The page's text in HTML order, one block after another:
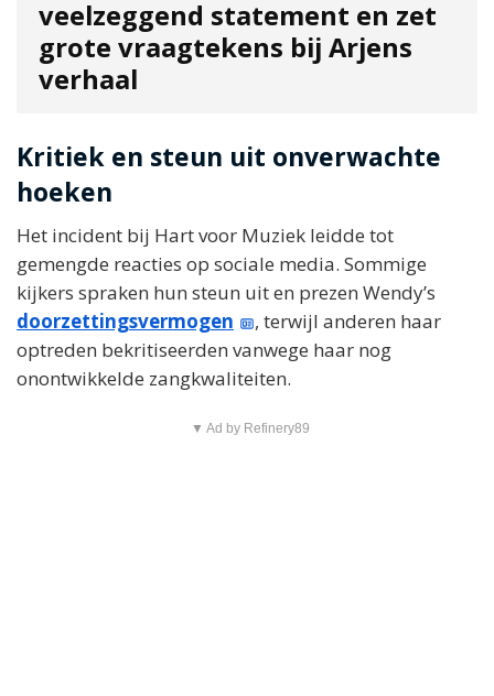
veelzeggend statement en zet
grote vraagtekens bij Arjens
verhaal
Kritiek en steun uit onverwachte
hoeken
Het incident bij Hart voor Muziek leidde tot
gemengde reacties op sociale media. Sommige
kijkers spraken hun steun uit en prezen Wendy’s
doorzettingsvermogen
, terwijl anderen haar
optreden bekritiseerden vanwege haar nog
onontwikkelde zangkwaliteiten.
▼ Ad by Refinery89